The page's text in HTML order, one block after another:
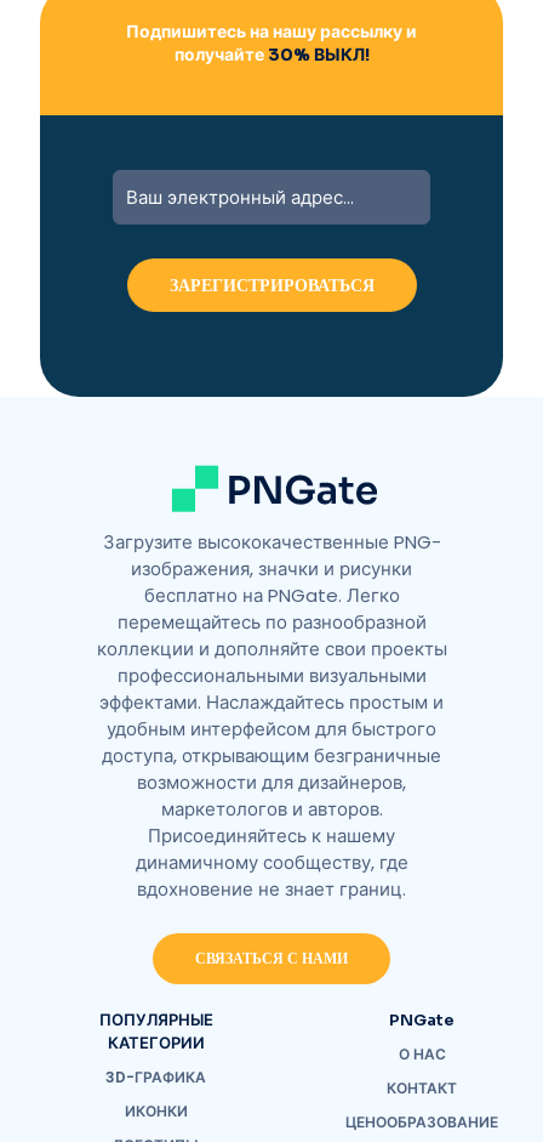
Подпишитесь на нашу рассылку и
получайте30% ВЫКЛ!
Загрузите высококачественные PNG-
изображения, значки и рисунки
бесплатно на PNGate. Легко
перемещайтесь по разнообразной
коллекции и дополняйте свои проекты
профессиональными визуальными
эффектами. Наслаждайтесь простым и
удобным интерфейсом для быстрого
доступа, открывающим безграничные
возможности для дизайнеров,
маркетологов и авторов.
Присоединяйтесь к нашему
динамичному сообществу, где
вдохновение не знает границ.
СВЯЗАТЬСЯ С НАМИ
ПОПУЛЯРНЫЕ
КАТЕГОРИИ
3D-ГРАФИКА
ИКОНКИ
PNGate
О НАС
КОНТАКТ
ЦЕНООБРАЗОВАНИЕ